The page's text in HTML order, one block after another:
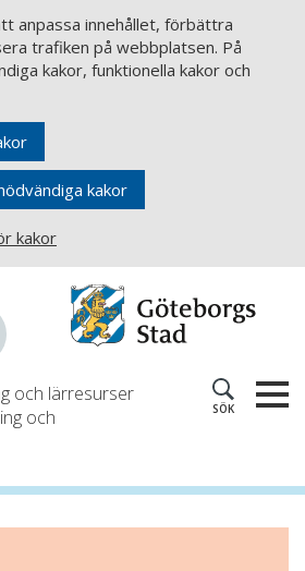
anpassa innehållet, förbättra
trafiken på webbplatsen. På
kakor, funktionella kakor och
kakor
kakor
och lärresurser
och
SÖK